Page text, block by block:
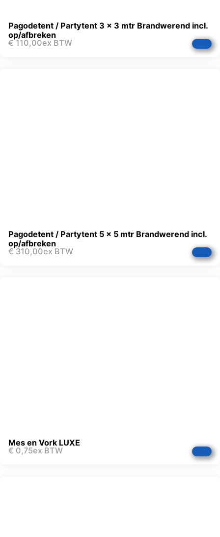
Pagodetent / Partytent 3 x 3 mtr Brandwerend incl.
op/afbreken
€110,00ex BTW
Pagodetent / Partytent 5 x 5 mtr Brandwerend incl.
op/afbreken
€310,00ex BTW
Mes en Vork LUXE
€ 0,75ex BTW